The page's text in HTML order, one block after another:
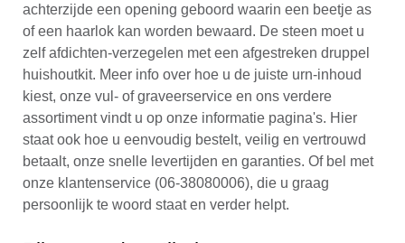
achterzijde een opening geboord waarin een beetje as
of een haarlok kan worden bewaard. De steen moet u
zelf afdichten-verzegelen met een afgestreken druppel
huishoutkit. Meer info over hoe u de juiste urn-inhoud
kiest, onze vul- of graveerservice en ons verdere
assortiment vindt u op onze informatie pagina's. Hier
staat ook hoe u eenvoudig bestelt, veilig en vertrouwd
betaalt, onze snelle levertijden en garanties. Of bel met
onze klantenservice (06-38080006), die u graag
persoonlijk te woord staat en verder helpt.